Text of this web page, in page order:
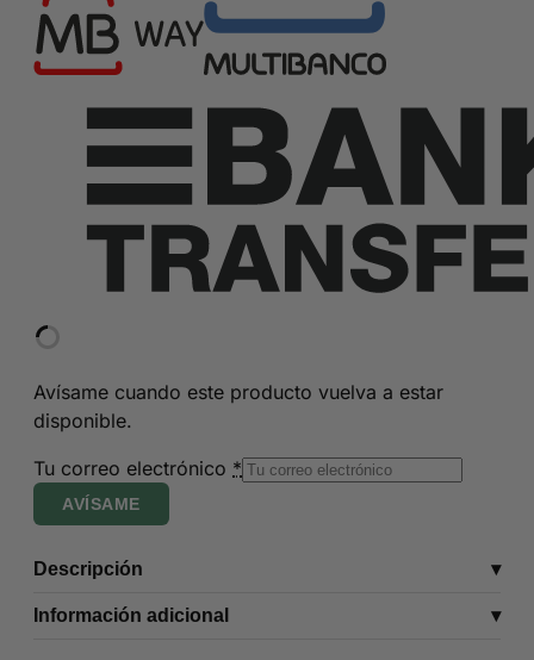
Avísame cuando este producto vuelva a estar
disponible.
Tu correo electrónico *
AVÍSAME
Descripción
Información adicional